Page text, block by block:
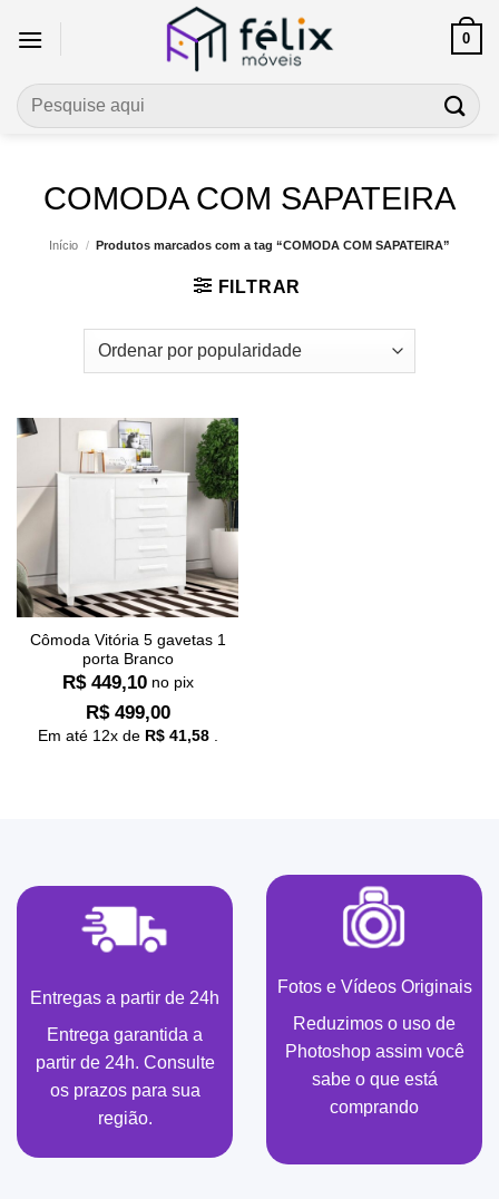
0
Pesquisar
por:
COMODA COM SAPATEIRA
Início / Produtos marcados com a tag “COMODA COM SAPATEIRA”
FILTRAR
Cômoda Vitória 5 gavetas 1
porta Branco
R$449,10 no pix
R$499,00
Em até 12x de R$41,58.
Entregas a partir de 24h
Entrega garantida a
partir de 24h. Consulte
os prazos para sua
região.
Fotos e Vídeos Originais
Reduzimos o uso de
Photoshop assim você
sabe o que está
comprando